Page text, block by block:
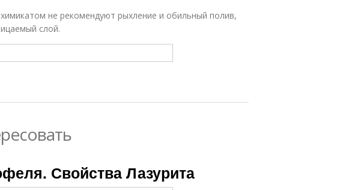
не рекомендуют рыхление и обильный полив,
слой.
Свойства Лазурита